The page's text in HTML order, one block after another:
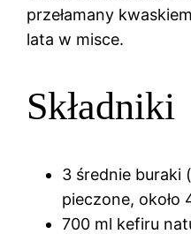
przełamany
lata w misce.
Składniki
3 średnie buraki
pieczone, około
700 ml kefiru